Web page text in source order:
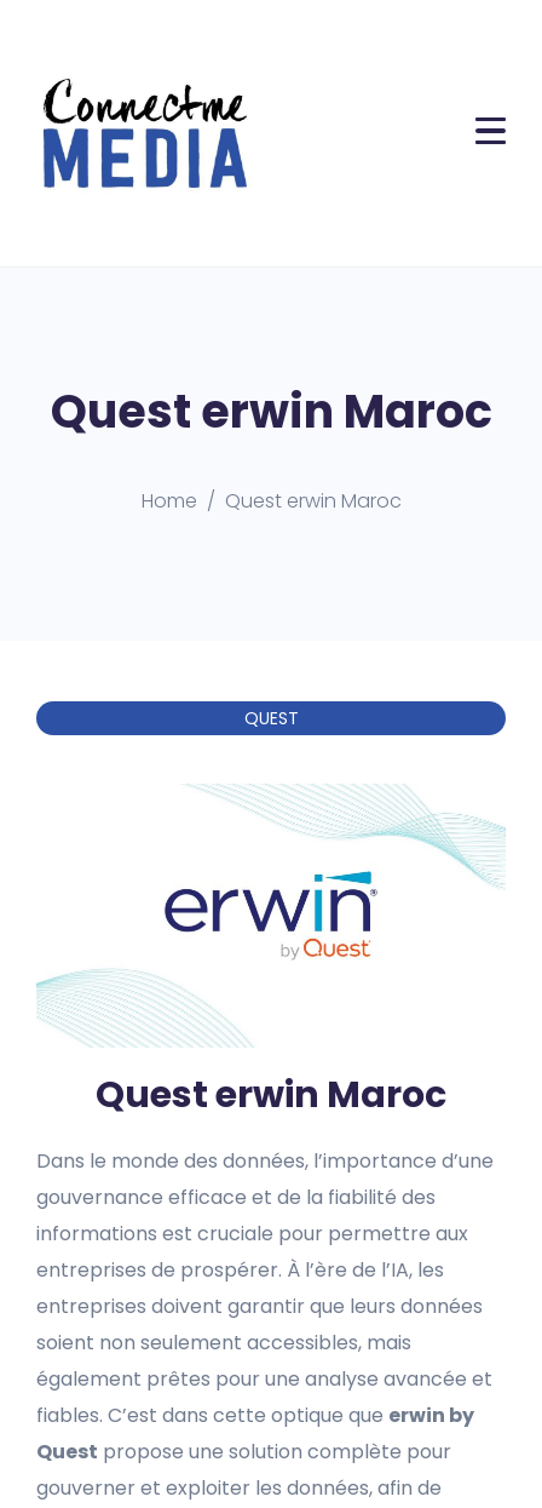
Quest erwin Maroc
Home Quest erwin Maroc
QUEST
Quest erwin Maroc
Dans le monde des données, l’importance d’une
gouvernance efficace et de la fiabilité des
informations est cruciale pour permettre aux
entreprises de prospérer. À l’ère de l’IA, les
entreprises doivent garantir que leurs données
soient non seulement accessibles, mais
également prêtes pour une analyse avancée et
fiables. C’est dans cette optique que erwin by
Quest propose une solution complète pour
gouverner et exploiter les données, afin de